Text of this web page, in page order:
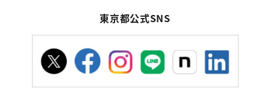
東京都公式SNS